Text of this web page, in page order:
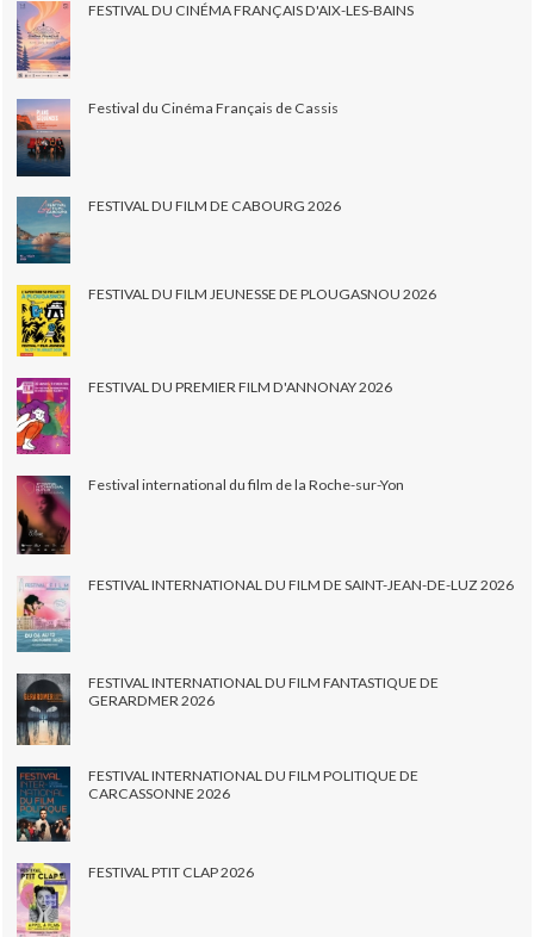
FESTIVAL DU CINÉMA FRANÇAIS D'AIX-LES-BAINS
Festival du Cinéma Français de Cassis
FESTIVAL DU FILM DE CABOURG 2026
FESTIVAL DU FILM JEUNESSE DE PLOUGASNOU 2026
FESTIVAL DU PREMIER FILM D'ANNONAY 2026
Festival international du film de la Roche-sur-Yon
FESTIVAL INTERNATIONAL DU FILM DE SAINT-JEAN-DE-LUZ 2026
FESTIVAL INTERNATIONAL DU FILM FANTASTIQUE DE
GERARDMER 2026
FESTIVAL INTERNATIONAL DU FILM POLITIQUE DE
CARCASSONNE 2026
FESTIVAL PTIT CLAP 2026